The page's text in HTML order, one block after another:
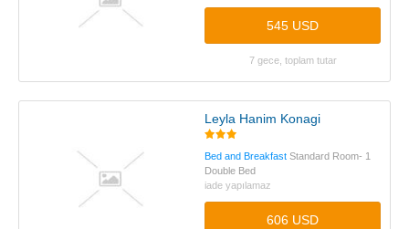
545 USD
7 gece, toplam tutar
Leyla Hanim Konagi
Bed and Breakfast Standard Room- 1
Double Bed
iade yapılamaz
606 USD